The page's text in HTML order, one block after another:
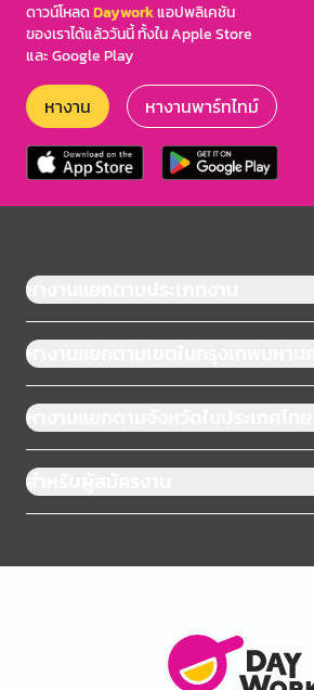
ดาวน์โหลดDayworkแอปพลิเคชัน
ของเราได้แล้ววันนี้ ทั้งใน Apple Store
และ Google Play
หางาน หางานพาร์ทไทม์
หางานแยกตามประเภทงาน
หางานแยกตามเขตในกรุงเทพมหานคร
หางานแยกตามจังหวัดในประเทศไทย
สำหรับผู้สมัครงาน